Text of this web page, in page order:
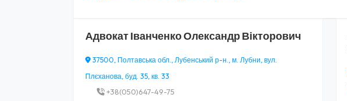
АдвокатІванченко Олександр Вікторович
37500, Полтавська обл., Лубенський р-н., м. Лубни, вул.
Плєханова, буд. 35, кв. 33
+38(050)647-49-75